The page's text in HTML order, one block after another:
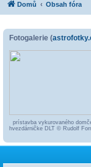
Domů Obsah fóra
Fotogalerie (
prístavba vykurovaného
hvezdárničke DLT © Rudolf